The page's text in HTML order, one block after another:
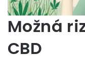
Možná
CBD